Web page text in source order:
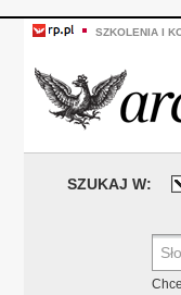
SZKOLENIA I
SZUKAJ W: